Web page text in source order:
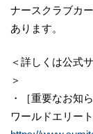
ナースクラブカ
あります。
＜詳しくは公式
＞
・［重要なお知
ワールドエリー